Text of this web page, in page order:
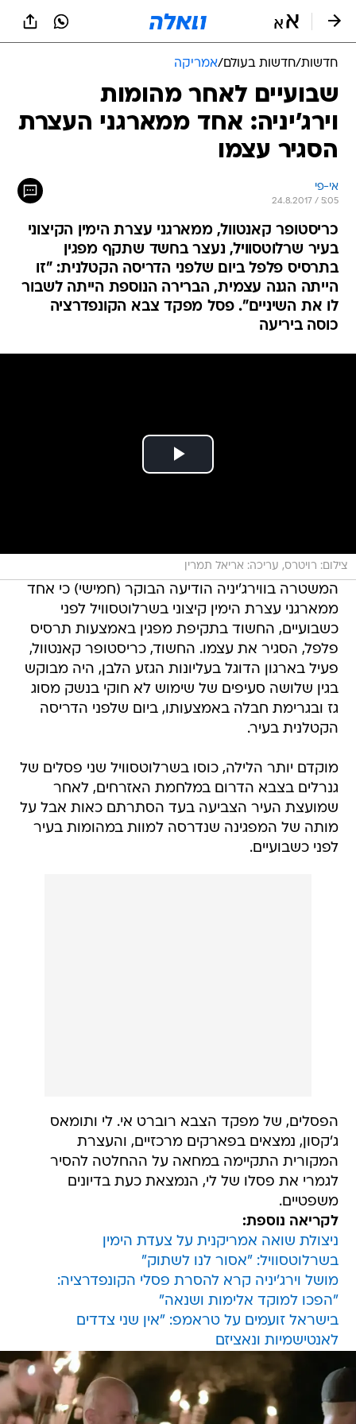
חדשות/חדשות בעולם/אמריקה
שבועיים לאחר מהומות
וירג'יניה: אחד ממארגני העצרת
הסגיר עצמו
אי-פי
24.8.2017 / 5:05
כריסטופר קאנטוול, ממארגני עצרת הימין הקיצוני
בעיר שרלוטסוויל, נעצר בחשד שתקף מפגין
בתרסיס פלפל ביום שלפני הדריסה הקטלנית: "זו
הייתה הגנה עצמית, הברירה הנוספת הייתה לשבור
לו את השיניים". פסל מפקד צבא הקונפדרציה
כוסה ביריעה
צילום: רויטרס, עריכה: אריאל תמרין
המשטרה בווירג'יניה הודיעה הבוקר (חמישי) כי אחד
ממארגני עצרת הימין קיצוני בשרלוטסוויל לפני
כשבועיים, החשוד בתקיפת מפגין באמצעות תרסיס
פלפל, הסגיר את עצמו. החשוד, כריסטופר קאנטוול,
פעיל בארגון הדוגל בעליונות הגזע הלבן, היה מבוקש
בגין שלושה סעיפים של שימוש לא חוקי בנשק מסוג
גז ובגרימת חבלה באמצעותו, ביום שלפני הדריסה
הקטלנית בעיר.
מוקדם יותר הלילה, כוסו בשרלוטסוויל שני פסלים של
גנרלים בצבא הדרום במלחמת האזרחים, לאחר
שמועצת העיר הצביעה בעד הסתרתם כאות אבל על
מותה של המפגינה שנדרסה למוות במהומות בעיר
לפני כשבועיים.
הפסלים, של מפקד הצבא רוברט אי. לי ותומאס
ג'קסון, נמצאים בפארקים מרכזיים, והעצרת
המקורית התקיימה במחאה על ההחלטה להסיר
לגמרי את פסלו של לי, הנמצאת כעת בדיונים
משפטיים.
לקריאה נוספת:
ניצולת שואה אמריקנית על צעדת הימין
בשרלוטסוויל: "אסור לנו לשתוק"
מושל וירג'יניה קרא להסרת פסלי הקונפדרציה:
"הפכו למוקד אלימות ושנאה"
בישראל זועמים על טראמפ: "אין שני צדדים
לאנטישמיות ונאציזם